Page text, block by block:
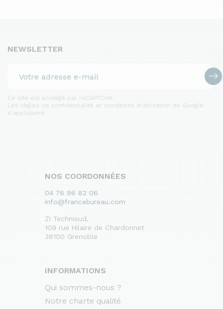
NEWSLETTER
Ce site est protégé par reCAPTCHA.
Les règles de confidentialité et conditions d'utilisation de Google
s'appliquent.
NOS COORDONNÉES
04 76 96 82 06
info@francebureau.com
ZI Technisud,
109 rue Hilaire de Chardonnet
38100 Grenoble
INFORMATIONS
Qui sommes-nous ?
Notre charte qualité